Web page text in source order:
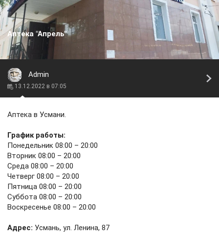
Аптека "Апрель"
Admin
13.12.2022 в 07:05
Аптека в Усмани.
График работы:
Понедельник 08:00 – 20:00
Вторник 08:00 – 20:00
Среда 08:00 – 20:00
Четверг 08:00 – 20:00
Пятница 08:00 – 20:00
Суббота 08:00 – 20:00
Воскресенье 08:00 – 20:00
Адрес: Усмань, ул. Ленина, 87